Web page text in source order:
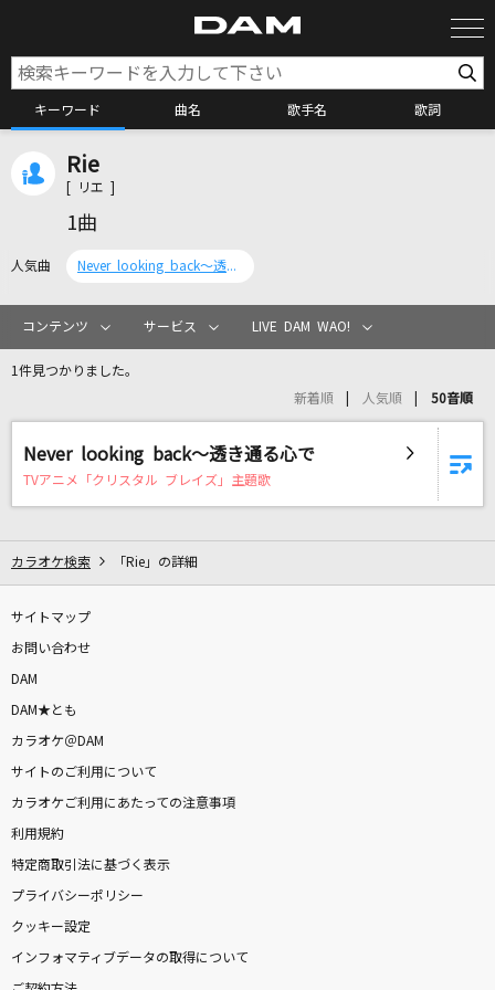
キーワード 曲名 歌手名 歌詞
カラオケリクエスト
リアルタイムで歌われている曲の一覧
[生音]Hello Especially
[生音]サウダージ
ポルノグラフィティ
星間飛行
[生音]Mela!
緑黄色社会
[生音]人として
SUPER BEAVER
Rie
[ リエ ]
1曲
人気曲 Never looking back～透き通る心で
コンテンツ サービス LIVE DAM WAO!
1件見つかりました。
新着順 人気順 50音順
Never looking back～透き通る心で
TVアニメ「クリスタル ブレイズ」主題歌
カラオケ検索 「Rie」の詳細
サイトマップ
お問い合わせ
DAM
DAM★とも
カラオケ＠DAM
サイトのご利用について
カラオケご利用にあたっての注意事項
利用規約
特定商取引法に基づく表示
プライバシーポリシー
クッキー設定
インフォマティブデータの取得について